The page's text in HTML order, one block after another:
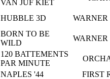
VAN JUF KIET
HUBBLE 3D WARNER
BORN TO BE
WILD
WARNER
120 BATTEMENTS
PAR MINUTE
NAPLES '44
FIRST